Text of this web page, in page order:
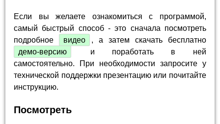
Если вы желаете ознакомиться с программой,
самый быстрый способ - это сначала посмотреть
подробное
видео
, а затем скачать бесплатно
демо-версию
и поработать в ней
самостоятельно. При необходимости запросите у
технической поддержки презентацию или почитайте
инструкцию.
Посмотреть